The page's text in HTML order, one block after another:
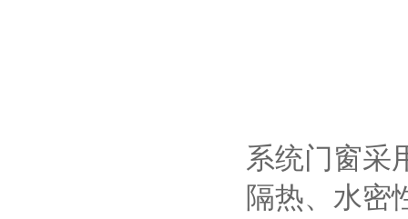
系统门窗采
隔热、水密